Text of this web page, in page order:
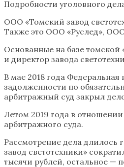
Подробности уголовного
ООО «Томский завод
Также это ООО «Руслед»,
Основанные на базе томской
и директор завода
В мае 2018 года
задолженности по
арбитражный суд закрыл
Летом 2019 года в
арбитражного суда.
Рассмотрение дела длилось
завод светотехники»
тысячи рублей, остальное —